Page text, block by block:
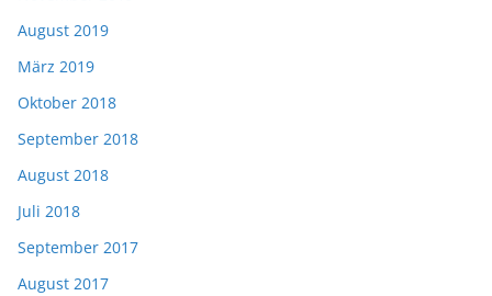
August 2019
März 2019
Oktober 2018
September 2018
August 2018
Juli 2018
September 2017
August 2017